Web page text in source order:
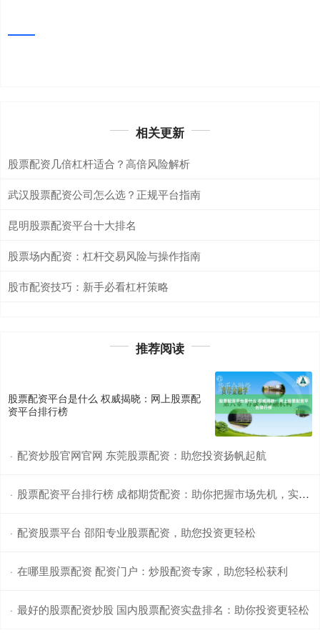
相关更新
股票配资几倍杠杆适合？高倍风险解析
武汉股票配资公司怎么选？正规平台指南
昆明股票配资平台十大排名
股票场内配资：杠杆交易风险与操作指南
股市配资技巧：新手必看杠杆策略
推荐阅读
股票配资平台是什么 权威揭晓：网上股票配
资平台排行榜
· 配资炒股官网官网 东莞股票配资：助您投资扬帆起航
· 股票配资平台排行榜 成都期货配资：助你把握市场先机，实现财富增值
· 配资股票平台 邵阳专业股票配资，助您投资更轻松
· 在哪里股票配资 配资门户：炒股配资专家，助您轻松获利
· 最好的股票配资炒股 国内股票配资实盘排名：助你投资更轻松